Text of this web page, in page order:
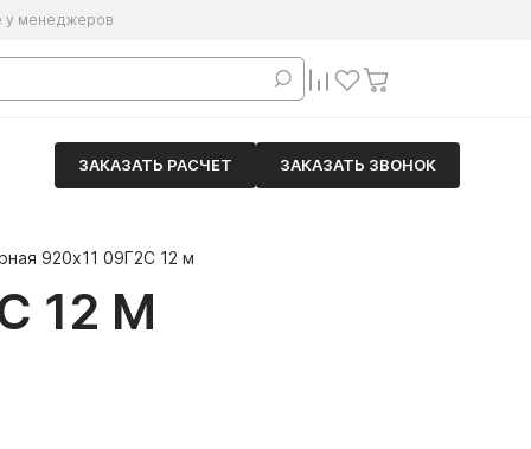
у менеджеров
ЗАКАЗАТЬ РАСЧЕТ ЗАКАЗАТЬ ЗВОНОК
920х11 09Г2С 12 м
12 М